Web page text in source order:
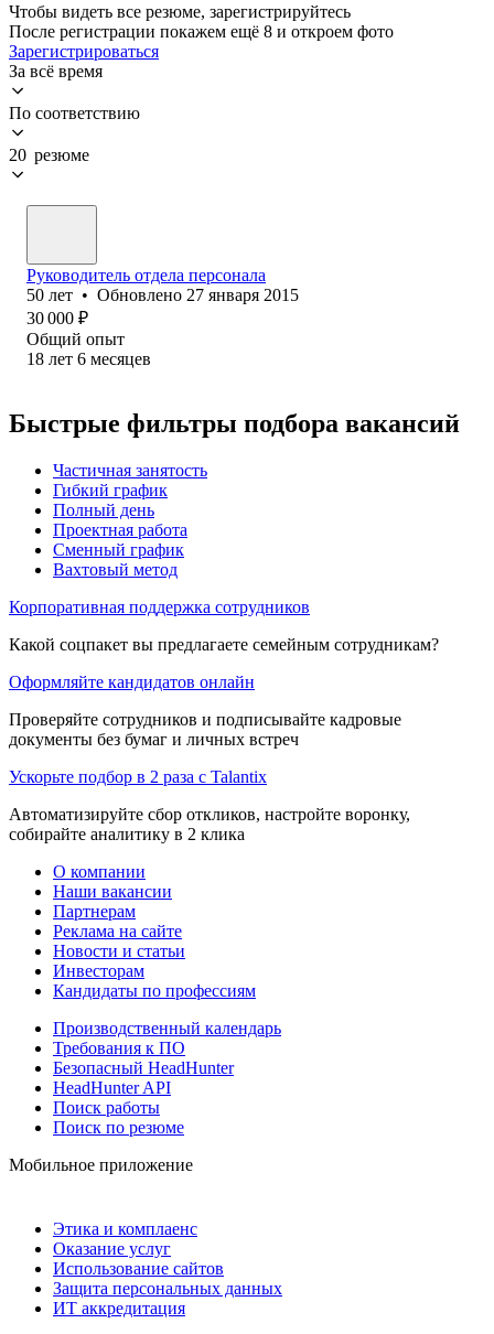
Чтобы видеть все резюме, зарегистрируйтесь
После регистрации покажем ещё 8 и откроем фото
Зарегистрироваться
За всё время
По соответствию
20 резюме
Руководитель отдела персонала
50 лет • Обновлено 27 января 2015
30 000 ₽
Общий опыт
18 лет 6 месяцев
Быстрые фильтры подбора вакансий
Частичная занятость
Гибкий график
Полный день
Проектная работа
Сменный график
Вахтовый метод
Корпоративная поддержка сотрудников
Какой соцпакет вы предлагаете семейным сотрудникам?
Оформляйте кандидатов онлайн
Проверяйте сотрудников и подписывайте кадровые
документы без бумаг и личных встреч
Ускорьте подбор в 2 раза с Talantix
Автоматизируйте сбор откликов, настройте воронку,
собирайте аналитику в 2 клика
О компании
Наши вакансии
Партнерам
Реклама на сайте
Новости и статьи
Инвесторам
Кандидаты по профессиям
Производственный календарь
Требования к ПО
Безопасный HeadHunter
HeadHunter API
Поиск работы
Поиск по резюме
Мобильное приложение
Этика и комплаенс
Оказание услуг
Использование сайтов
Защита персональных данных
ИТ аккредитация